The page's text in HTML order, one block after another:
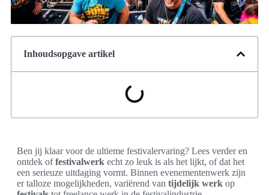
Inhoudsopgave artikel
Ben jij klaar voor de ultieme festivalervaring? Lees verder en
ontdek offestivalwerk echt zo leuk is als het lijkt, of dat het
een serieuze uitdaging vormt. Binnen evenementenwerk zijn
er talloze mogelijkheden, variërend van tijdelijk werk op